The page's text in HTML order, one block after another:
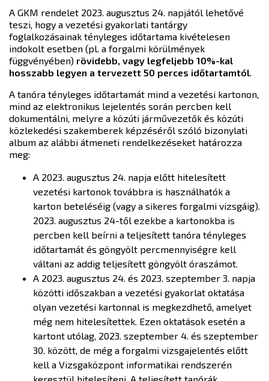
A GKM rendelet 2023. augusztus 24. napjától lehetővé
teszi, hogy a vezetési gyakorlati tantárgy
foglalkozásainak tényleges időtartama kivételesen
indokolt esetben (pl. a forgalmi körülmények
függvényében) rövidebb, vagy legfeljebb 10%-kal
hosszabb legyen a tervezett 50 perces időtartamtól.
A tanóra tényleges időtartamát mind a vezetési kartonon,
mind az elektronikus lejelentés során percben kell
dokumentálni, melyre a közúti járművezetők és közúti
közlekedési szakemberek képzéséről szóló bizonylati
album az alábbi átmeneti rendelkezéseket határozza
meg:
A 2023. augusztus 24. napja előtt hitelesített
vezetési kartonok továbbra is használhatók a
karton beteléséig (vagy a sikeres forgalmi vizsgáig).
2023. augusztus 24-től ezekbe a kartonokba is
percben kell beírni a teljesített tanóra tényleges
időtartamát és göngyölt percmennyiségre kell
váltani az addig teljesített göngyölt óraszámot.
A 2023. augusztus 24. és 2023. szeptember 3. napja
közötti időszakban a vezetési gyakorlat oktatása
olyan vezetési kartonnal is megkezdhető, amelyet
még nem hitelesítettek. Ezen oktatások esetén a
kartont utólag, 2023. szeptember 4. és szeptember
30. között, de még a forgalmi vizsgajelentés előtt
kell a Vizsgaközpont informatikai rendszerén